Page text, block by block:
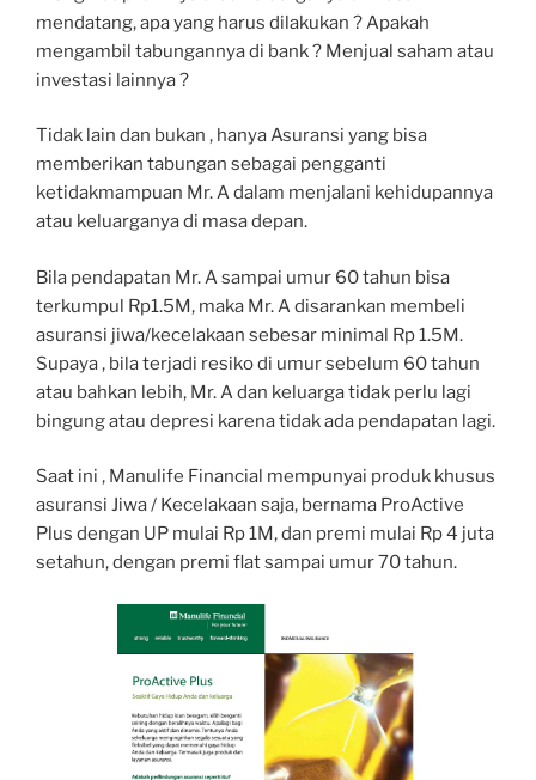
mendatang, apa yang harus dilakukan ? Apakah
mengambil tabungannya di bank ? Menjual saham atau
investasi lainnya ?
Tidak lain dan bukan , hanya Asuransi yang bisa
memberikan tabungan sebagai pengganti
ketidakmampuan Mr. A dalam menjalani kehidupannya
atau keluarganya di masa depan.
Bila pendapatan Mr. A sampai umur 60 tahun bisa
terkumpul Rp1.5M, maka Mr. A disarankan membeli
asuransi jiwa/kecelakaan sebesar minimal Rp 1.5M.
Supaya , bila terjadi resiko di umur sebelum 60 tahun
atau bahkan lebih, Mr. A dan keluarga tidak perlu lagi
bingung atau depresi karena tidak ada pendapatan lagi.
Saat ini , Manulife Financial mempunyai produk khusus
asuransi Jiwa / Kecelakaan saja, bernama ProActive
Plus dengan UP mulai Rp 1M, dan premi mulai Rp 4 juta
setahun, dengan premi flat sampai umur 70 tahun.